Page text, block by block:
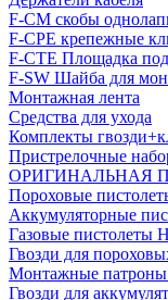
F-CM скобы
F-CPE крепежные
F-CTE Площадка
F-SW Шайба для
Монтажная лента
Средства для ухода
Комплекты
Пристрелочные
ОРИГИНАЛЬНАЯ
Пороховые
Аккумуляторные
Газовые пистолеты
Гвозди для
Монтажные
Гвозди для